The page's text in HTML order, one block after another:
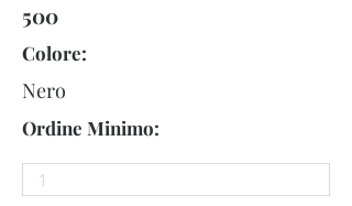
500
Colore:
Nero
Ordine Minimo: